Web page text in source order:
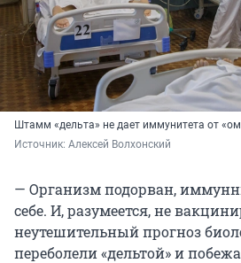
Штамм «дельта» не дает иммунитета от
Источник: Алексей Волхонский
— Организм подорван,
себе. И, разумеется, не
неутешительный прогноз
переболели «дельтой» и